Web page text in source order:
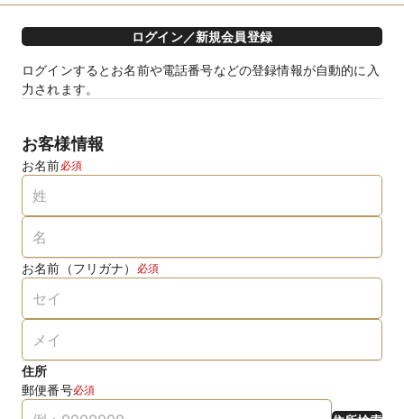
ログイン／新規会員登録
ログインするとお名前や電話番号などの登録情報が自動的に入
力されます。
お客様情報
お名前必須
お名前（フリガナ） 必須
住所
郵便番号必須